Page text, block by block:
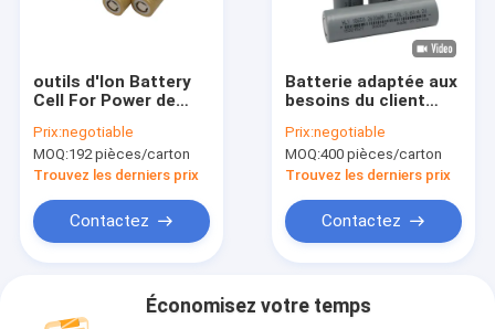
outils d'Ion Battery
Cell For Power de
3.6V 26650
Prix:negotiable
MOQ:192 pièces/carton
Trouvez les derniers prix
Contactez
Batterie adaptée aux
besoins du client
18650 de lithium de
puissance élevée
pour les appareils
Prix:negotiable
MOQ:400 pièces/carton
Trouvez les derniers prix
Contactez
Économisez votre temps